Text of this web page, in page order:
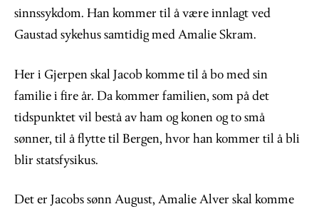
sinnssykdom. Han kommer til å være innlagt ved
Gaustad sykehus samtidig med Amalie Skram.
Her i Gjerpen skal Jacob komme til å bo med sin
familie i fire år. Da kommer familien, som på det
tidspunktet vil bestå av ham og konen og to små
sønner, til å flytte til Bergen, hvor han kommer til å bli
blir statsfysikus.
Det er Jacobs sønn August, Amalie Alver skal komme